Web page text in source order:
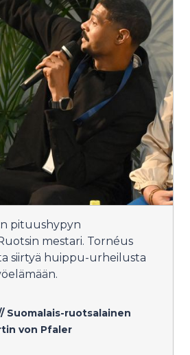
pituushypyn
mestari. Tornéus
siirtyä huippu-urheilusta
Suomalais-ruotsalainen
von Pfaler